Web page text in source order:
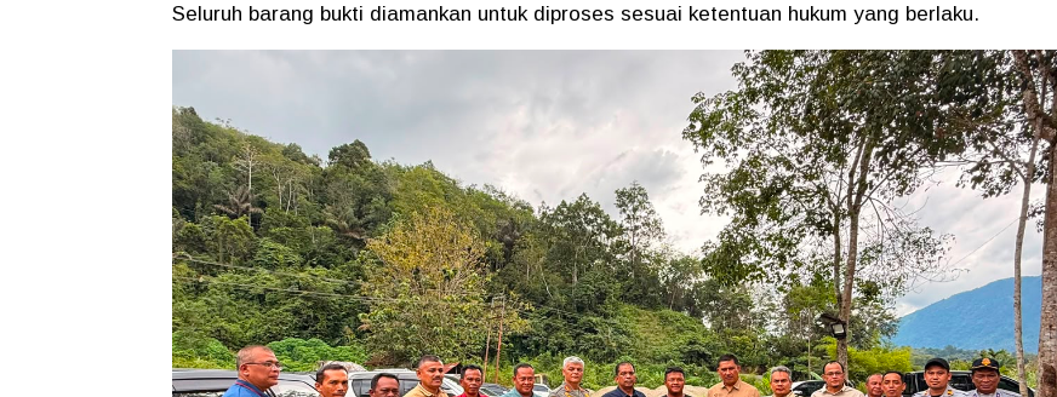
Seluruh barang bukti diamankan untuk diproses sesuai ketentuan hukum yang berlaku.